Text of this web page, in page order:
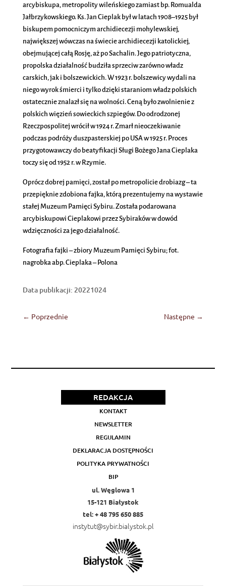
arcybiskupa, metropolity wileńskiego zamiast bp. Romualda
Jałbrzykowskiego. Ks. Jan Cieplak był w latach 1908–1925 był
biskupem pomocniczym archidiecezji mohylewskiej,
największej wówczas na świecie archidiecezji katolickiej,
obejmującej całą Rosję, aż po Sachalin. Jego patriotyczna,
propolska działalność budziła sprzeciw zarówno władz
carskich, jak i bolszewickich. W 1923 r. bolszewicy wydali na
niego wyrok śmierci i tylko dzięki staraniom władz polskich
ostatecznie znalazł się na wolności. Ceną było zwolnienie z
polskich więzień sowieckich szpiegów. Do odrodzonej
Rzeczpospolitej wrócił w 1924 r. Zmarł nieoczekiwanie
podczas podróży duszpasterskiej po USA w 1925 r. Proces
przygotowawczy do beatyfikacji Sługi Bożego Jana Cieplaka
toczy się od 1952 r. w Rzymie.
Oprócz dobrej pamięci, został po metropolicie drobiazg – ta
przepięknie zdobiona fajka, którą prezentujemy na wystawie
stałej Muzeum Pamięci Sybiru. Została podarowana
arcybiskupowi Cieplakowi przez Sybiraków w dowód
wdzięczności za jego działalność.
Fotografia fajki – zbiory Muzeum Pamięci Sybiru; fot.
nagrobka abp. Cieplaka – Polona
Data publikacji: 20221024
← Poprzednie Następne →
REDAKCJA
KONTAKT
NEWSLETTER
REGULAMIN
DEKLARACJA DOSTĘPNOŚCI
POLITYKA PRYWATNOŚCI
BIP
ul. Węglowa 1
15-121 Białystok
tel: + 48 795 650 885
instytut@sybir.bialystok.pl